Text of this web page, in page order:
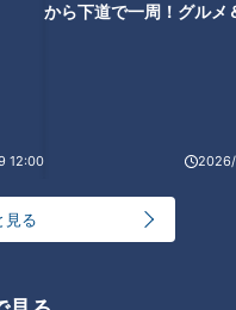
12:00
から下道で一周！グルメ
見る